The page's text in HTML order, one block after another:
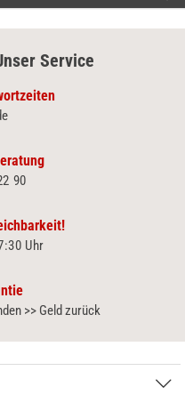
Service
90
Uhr
>> Geld zurück